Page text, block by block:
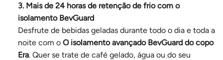
3. Mais de 24 horas de retenção de frio com o
isolamento BevGuard
Desfrute de bebidas geladas durante todo o dia e toda a
noite com o O isolamento avançado BevGuard do copo
Era. Quer se trate de café gelado, água ou do seu